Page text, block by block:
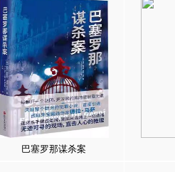
巴塞罗那谋杀案